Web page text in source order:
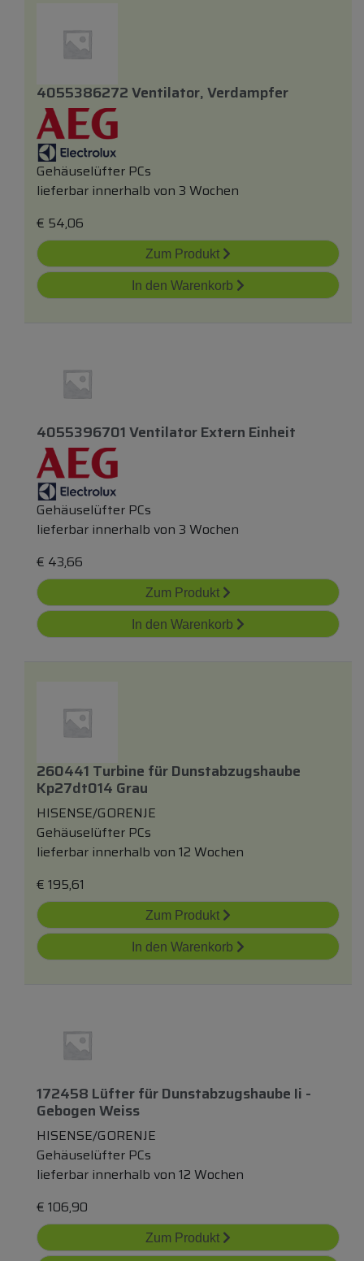
4055386272 Ventilator, Verdampfer
Gehäuselüfter PCs
lieferbar innerhalb von 3 Wochen
€ 54,06
Zum Produkt
In den Warenkorb
4055396701 Ventilator Extern Einheit
Gehäuselüfter PCs
lieferbar innerhalb von 3 Wochen
€ 43,66
Zum Produkt
In den Warenkorb
260441 Turbine fürDunstabzugshaube
Kp27dt014 Grau
HISENSE/GORENJE
Gehäuselüfter PCs
lieferbar innerhalb von 12 Wochen
€ 195,61
Zum Produkt
In den Warenkorb
172458 LüfterfürDunstabzugshaube Ii -
Gebogen Weiss
HISENSE/GORENJE
Gehäuselüfter PCs
lieferbar innerhalb von 12 Wochen
€ 106,90
Zum Produkt